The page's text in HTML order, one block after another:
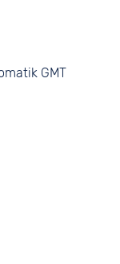
GMT